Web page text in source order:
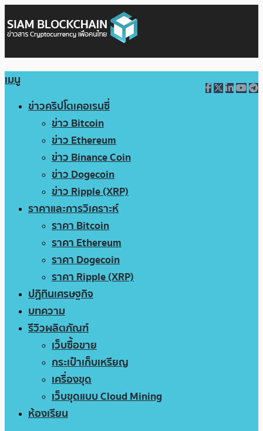
เมนู
ข่าวคริปโตเคอเรนซี่
ข่าว Bitcoin
ข่าว Ethereum
ข่าว Binance Coin
ข่าว Dogecoin
ข่าว Ripple (XRP)
ราคาและการวิเคราะห์
ราคา Bitcoin
ราคา Ethereum
ราคา Dogecoin
ราคา Ripple (XRP)
ปฏิทินเศรษฐกิจ
บทความ
รีวิวผลิตภัณฑ์
เว็บซื้อขาย
กระเป๋าเก็บเหรียญ
เครื่องขุด
เว็บขุดแบบ Cloud Mining
ห้องเรียน